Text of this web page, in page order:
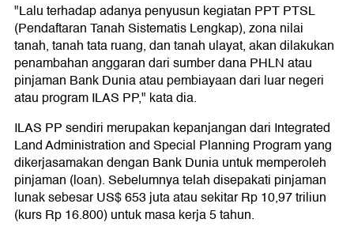
"Lalu terhadap adanya penyusun kegiatan PPT PTSL
(Pendaftaran Tanah Sistematis Lengkap), zona nilai
tanah, tanah tata ruang, dan tanah ulayat, akan dilakukan
penambahan anggaran dari sumber dana PHLN atau
pinjaman Bank Dunia atau pembiayaan dari luar negeri
atau program ILAS PP," kata dia.
ILAS PP sendiri merupakan kepanjangan dari Integrated
Land Administration and Special Planning Program yang
dikerjasamakan dengan Bank Dunia untuk memperoleh
pinjaman (loan). Sebelumnya telah disepakati pinjaman
lunak sebesar US$ 653 juta atau sekitar Rp 10,97 triliun
(kurs Rp 16.800) untuk masa kerja 5 tahun.